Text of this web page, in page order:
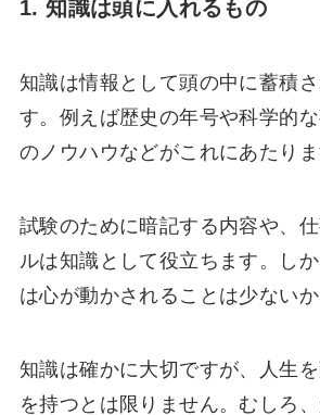
1. 知識は頭に入れるもの
知識は情報として頭の中に蓄積
す。例えば歴史の年号や科学的
のノウハウなどがこれにあたりま
試験のために暗記する内容や、
ルは知識として役立ちます。し
は心が動かされることは少ないか
知識は確かに大切ですが、人生
を持つとは限りません。むしろ